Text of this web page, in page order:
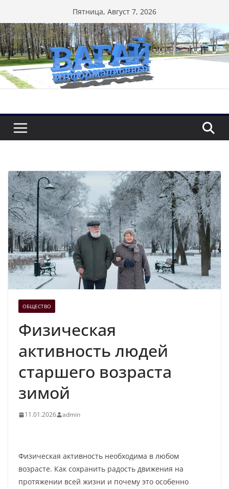
к
содержимому
Пятница, Август 7, 2026
ОБЩЕСТВО
Физическая
активность людей
старшего возраста
зимой
11.01.2026 admin
Физическая активность необходима в любом
возрасте. Как сохранить радость движения на
протяжении всей жизни и почему это особенно